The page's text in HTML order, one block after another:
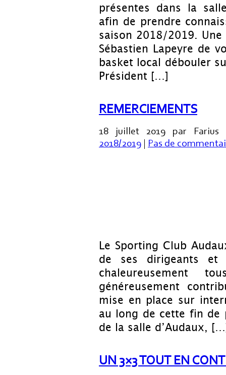
présentes dans la
afin de prendre
saison 2018/2019.
Sébastien Lapeyre de
basket local débouler
Président […]
REMERCIEMENTS
18 juillet 2019 par
2018/2019 | Pas de
Le Sporting Club
de ses dirigeants et
chaleureusement
généreusement
mise en place sur
au long de cette fin de
de la salle d’Audaux,
UN 3×3 TOUT EN